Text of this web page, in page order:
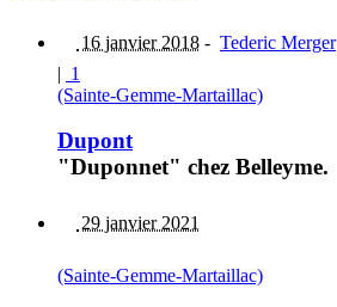
16 janvier 2018 - Tederic Merger
| 1
(Sainte-Gemme-Martaillac)
Dupont
"Duponnet" chez Belleyme.
29 janvier 2021
(Sainte-Gemme-Martaillac)